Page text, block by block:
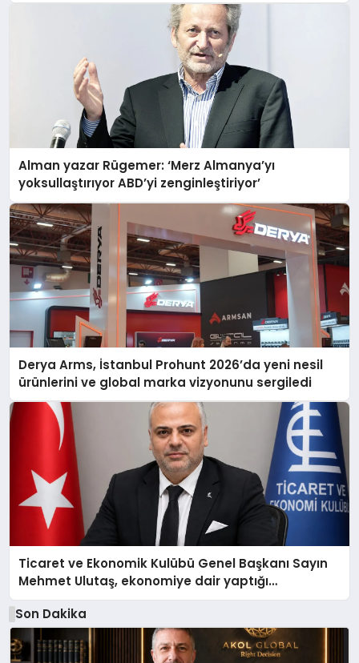
Alman yazar Rügemer: ‘Merz Almanya’yı
yoksullaştırıyor ABD’yi zenginleştiriyor’
Derya Arms, İstanbul Prohunt 2026’da yeni nesil
ürünlerini ve global marka vizyonunu sergiledi
Ticaret ve Ekonomik Kulübü Genel Başkanı Sayın
Mehmet Ulutaş, ekonomiye dair yaptığı
açıklamada şunları kaydetti:
Son Dakika